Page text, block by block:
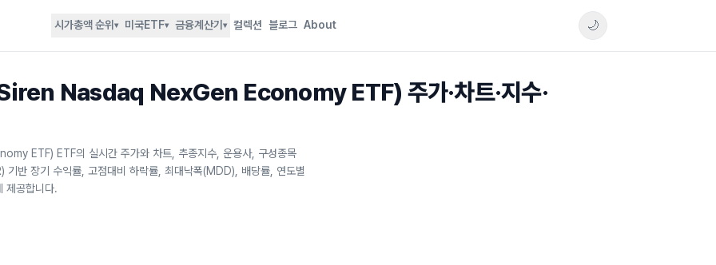
시가총액 순위 ▾ 미국ETF▾ 금융계산기 ▾ 컬렉션 블로그 About 🌙
Nasdaq NexGen Economy ETF) 주가·차트·지수·
ETF) ETF의 실시간 주가와 차트, 추종지수, 운용사, 구성종목
기반 장기 수익률, 고점대비 하락률, 최대낙폭(MDD), 배당률, 연도별
제공합니다.